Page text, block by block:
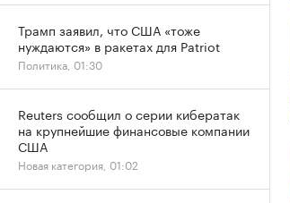
Трамп заявил, что США «тоже
нуждаются» в ракетах для Patriot
Политика, 01:30
Reuters сообщил о серии кибератак
на крупнейшие финансовые компании
США
Новая категория, 01:02